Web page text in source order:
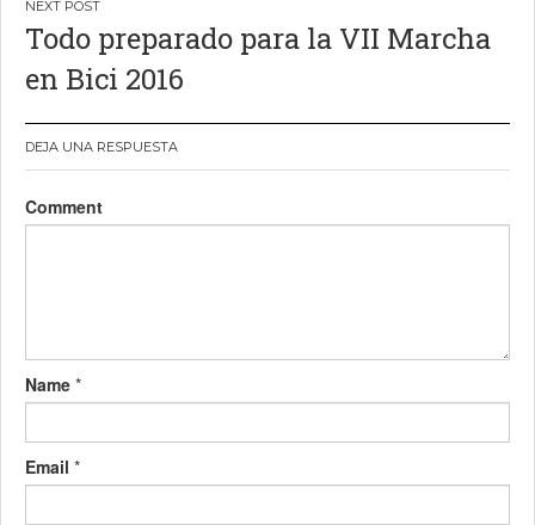
Todo preparado para la VII Marcha
en Bici 2016
DEJA UNA RESPUESTA
Comment
Name *
Email *